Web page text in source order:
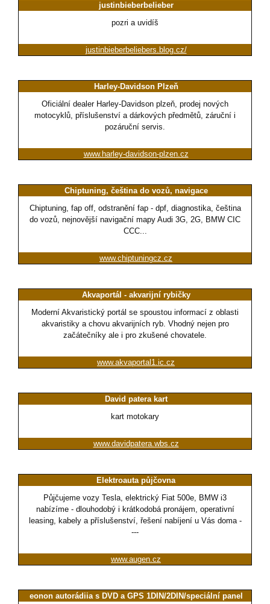
justinbieberbelieber
pozri a uvidíš
justinbieberbeliebers.blog.cz/
Harley-Davidson Plzeň
Oficiální dealer Harley-Davidson plzeň, prodej nových
motocyklů, příslušenství a dárkových předmětů, záruční i
pozáruční servis.
www.harley-davidson-plzen.cz
Chiptuning, čeština do vozů, navigace
Chiptuning, fap off, odstranění fap - dpf, diagnostika, čeština
do vozů, nejnovější navigační mapy Audi 3G, 2G, BMW CIC
CCC...
www.chiptuningcz.cz
Akvaportál - akvarijní rybičky
Moderní Akvaristický portál se spoustou informací z oblasti
akvaristiky a chovu akvarijních ryb. Vhodný nejen pro
začátečníky ale i pro zkušené chovatele.
www.akvaportal1.ic.cz
David patera kart
kart motokary
www.davidpatera.wbs.cz
Elektroauta půjčovna
Půjčujeme vozy Tesla, elektrický Fiat 500e, BMW i3
nabízíme - dlouhodobý i krátkodobá pronájem, operativní
leasing, kabely a příslušenství, řešení nabíjení u Vás doma -
---
www.augen.cz
eonon autorádiia s DVD a GPS 1DIN/2DIN/speciální panel